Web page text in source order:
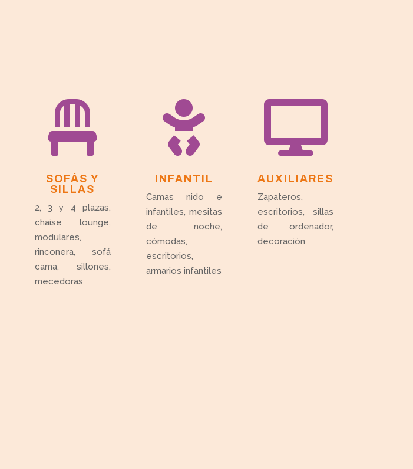

SOFÁS Y
SILLAS
2, 3 y 4 plazas,
chaise lounge,
modulares,
rinconera, sofá
cama, sillones,
mecedoras

INFANTIL
Camas nido e
infantiles, mesitas
de noche,
cómodas,
escritorios,
armarios infantiles

AUXILIARES
Zapateros,
escritorios, sillas
de ordenador,
decoración